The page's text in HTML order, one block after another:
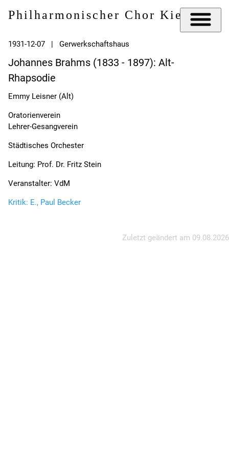
Philharmonischer Chor Kiel e.V.
1931-12-07 | Gerwerkschaftshaus
Johannes Brahms (1833 - 1897): Alt-
Rhapsodie
Emmy Leisner (Alt)
Oratorienverein
Lehrer-Gesangverein
Städtisches Orchester
Leitung: Prof. Dr. Fritz Stein
Veranstalter: VdM
Kritik: E., Paul Becker
Zuletzt geändert am 09.08.2026